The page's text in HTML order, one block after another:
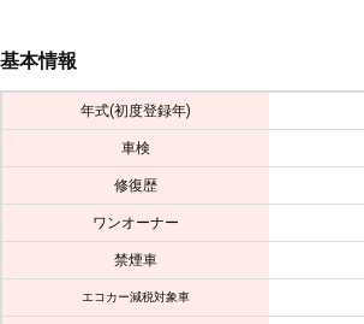
基本情報
年式(初度登録年)
車検
修復歴
ワンオーナー
禁煙車
エコカー減税対象車